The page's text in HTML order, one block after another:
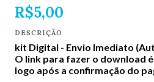
R$5,00
DESCRIÇÃO
kit Digital - Envio Imediato
O link para fazer o download
logo após a confirmação do